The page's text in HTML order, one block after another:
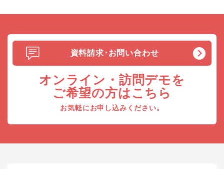
資料請求･お問い合わせ
オンライン・訪問デモを
ご希望の方はこちら
お気軽にお申し込みください。